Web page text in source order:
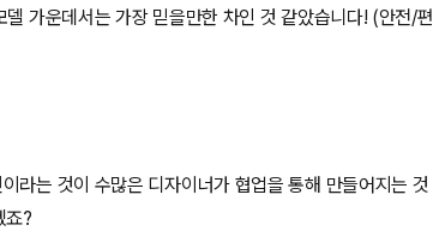
가운데서는 가장 믿을만한 차인 것 같았습니다! (안전/편
라는 것이 수많은 디자이너가 협업을 통해 만들어지는 것
죠?